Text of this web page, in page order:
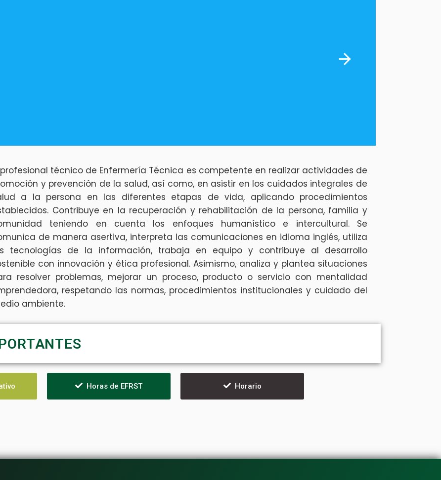
profesional técnico de Enfermería Técnica es competente en realizar actividades de
y prevención de la salud, así como, en asistir en los cuidados integrales de
a la persona en las diferentes etapas de vida, aplicando procedimientos
Contribuye en la recuperación y rehabilitación de la persona, familia y
teniendo en cuenta los enfoques humanístico e intercultural. Se
de manera asertiva, interpreta las comunicaciones en idioma inglés, utiliza
tecnologías de la información, trabaja en equipo y contribuye al desarrollo
con innovación y ética profesional. Asimismo, analiza y plantea situaciones
resolver problemas, mejorar un proceso, producto o servicio con mentalidad
respetando las normas, procedimientos institucionales y cuidado del
ambiente.
Horas de EFRST Horario